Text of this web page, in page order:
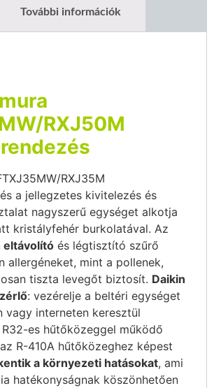
További információk
RXJ50M
RXJ35M
a jellegzetes kivitelezés és
nagyszerű egységet alkotja
kristályfehér burkolatával. Az
eltávolító és légtisztító szűrő
allergéneket, mint a pollenek,
tiszta levegőt biztosít. Daikin
: vezérelje a beltéri egységet
vagy interneten keresztül
es hűtőközeggel működő
R-410A hűtőközeghez képest
a környezeti hatásokat, ami
hatékonyságnak köszönhetően